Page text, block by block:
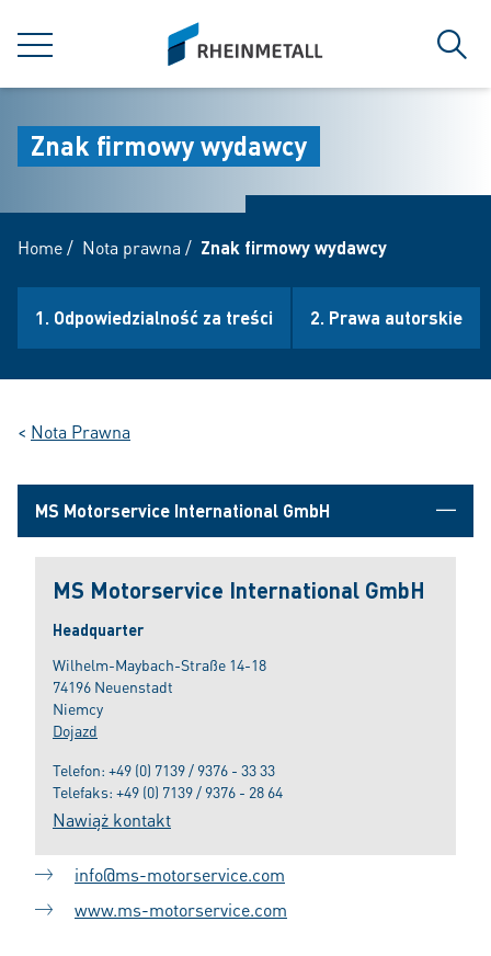
MENU
siteLogo
Znak firmowy wydawcy
Home/ Nota prawna / Znak firmowy wydawcy
1. Odpowiedzialność za treści 2. Prawa autorskie
< Nota Prawna
MS Motorservice International GmbH
MS Motorservice International GmbH
Headquarter
Wilhelm-Maybach-Straße 14-18
74196 Neuenstadt
Niemcy
Dojazd
Telefon: +49 (0) 7139 / 9376 - 33 33
Telefaks: +49 (0) 7139 / 9376 - 28 64
Nawiąż kontakt
info@ms-motorservice.com
www.ms-motorservice.com